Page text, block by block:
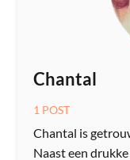
Chantal
1 POST
Chantal is
Naast een